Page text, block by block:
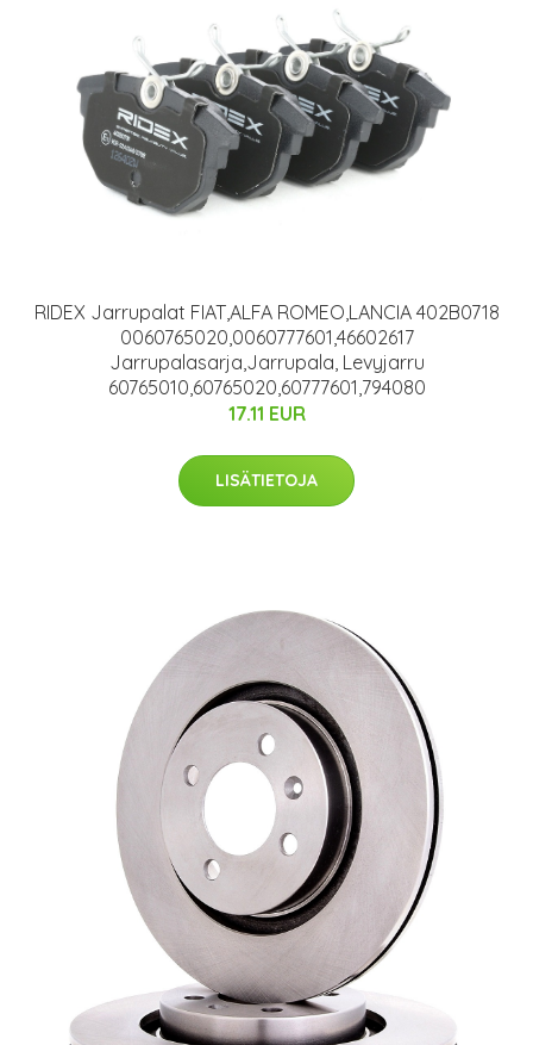
RIDEX Jarrupalat FIAT,ALFA ROMEO,LANCIA 402B0718
0060765020,0060777601,46602617
Jarrupalasarja,Jarrupala, Levyjarru
60765010,60765020,60777601,794080
17.11 EUR
LISÄTIETOJA